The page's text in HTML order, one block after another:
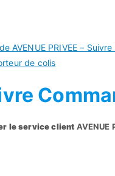
AVENUE PRIVEE –
de colis
le service client AVENUE